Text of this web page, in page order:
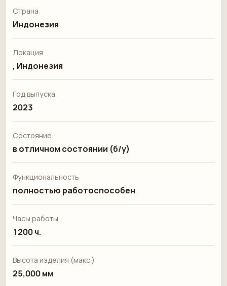
Страна
Индонезия
Локация
, Индонезия
Год выпуска
2023
Состояние
в отличном состоянии (б/у)
Функциональность
полностью работоспособен
Часы работы
1200 ч.
Высота изделия (макс.)
25,000 мм